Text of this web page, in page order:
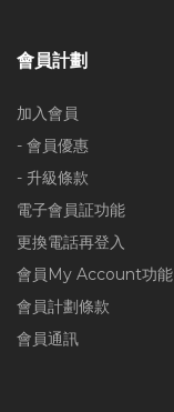
會員計劃
加入會員
- 會員優惠
- 升級條款
電子會員証功能
更換電話再登入
會員My Account功能
會員計劃條款
會員通訊